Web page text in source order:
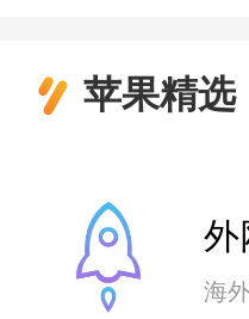
苹果精选
外
海